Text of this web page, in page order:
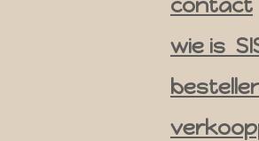
a
m
contact
wie is